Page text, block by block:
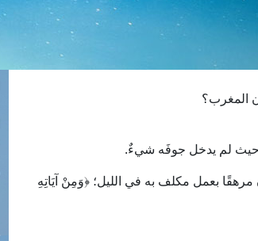
المغرب؟
حيث لم يدخل جوفَه شيءٌ.
مرهقًا بعمل مكلف به في الليل؛ ﴿وَمِنْ آيَاتِهِ